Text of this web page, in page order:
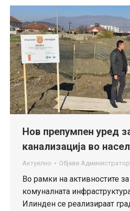
Нов препумпен уред
канализација во
Актуелно Објави Администратор
Во рамки на активностите
комуналната
Илинден се реализираат